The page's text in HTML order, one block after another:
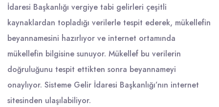
İdaresi Başkanlığı vergiye tabi gelirleri çeşitli
kaynaklardan topladığı verilerle tespit ederek, mükellefin
beyannamesini hazırlıyor ve internet ortamında
mükellefin bilgisine sunuyor. Mükellef bu verilerin
doğruluğunu tespit ettikten sonra beyannameyi
onaylıyor. Sisteme Gelir İdaresi Başkanlığı’nın internet
sitesinden ulaşılabiliyor.